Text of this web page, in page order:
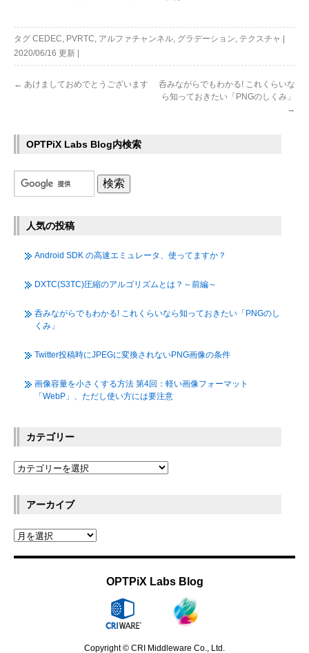
タグ CEDEC PVRTC アルファチャンネル グラデーション テクスチャ |
2020/06/16 更新 |
← あけましておめでとうございます
呑みながらでもわかる! これくらいな
ら知っておきたい「PNGのしくみ」
→
OPTPiX Labs Blog内検索
人気の投稿
Android SDK の高速エミュレータ、使ってますか？
DXTC(S3TC)圧縮のアルゴリズムとは？～前編～
呑みながらでもわかる! これくらいなら知っておきたい「PNGのし
くみ」
Twitter投稿時にJPEGに変換されないPNG画像の条件
画像容量を小さくする方法 第4回：軽い画像フォーマット
「WebP」、ただし使い方には要注意
カテゴリー
アーカイブ
OPTPiX Labs Blog
Copyright © CRI Middleware Co., Ltd.